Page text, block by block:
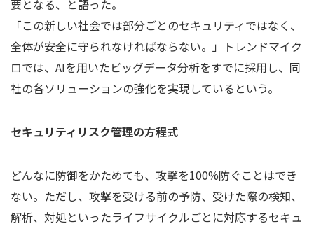
要となる、と語った。
「この新しい社会では部分ごとのセキュリティではなく、
全体が安全に守られなければならない。」トレンドマイク
ロでは、AIを用いたビッグデータ分析をすでに採用し、同
社の各ソリューションの強化を実現しているという。
セキュリティリスク管理の方程式
どんなに防御をかためても、攻撃を100%防ぐことはでき
ない。ただし、攻撃を受ける前の予防、受けた際の検知、
解析、対処といったライフサイクルごとに対応するセキュ